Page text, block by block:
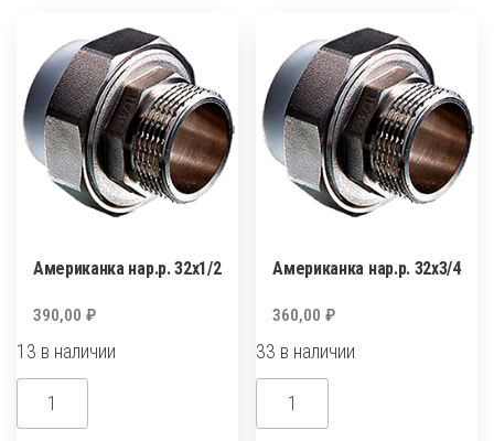
Американка нар.р. 32х1/2
390,00 ₽
13 в наличии
Количество
товара
Американка нар.р. 32х3/4
360,00₽
33 в наличии
Количество
товара